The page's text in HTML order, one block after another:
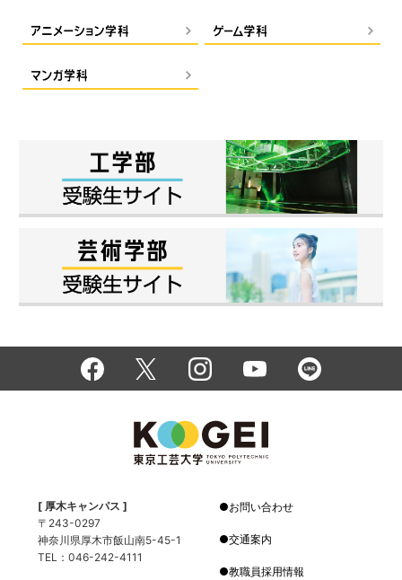
[ 厚木キャンパス ]
〒243-0297
神奈川県厚木市飯山南5-45-1
TEL：046-242-4111
お問い合わせ
交通案内
教職員採用情報